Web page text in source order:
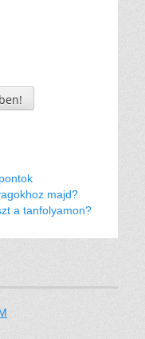
majd?
a tanfolyamon?